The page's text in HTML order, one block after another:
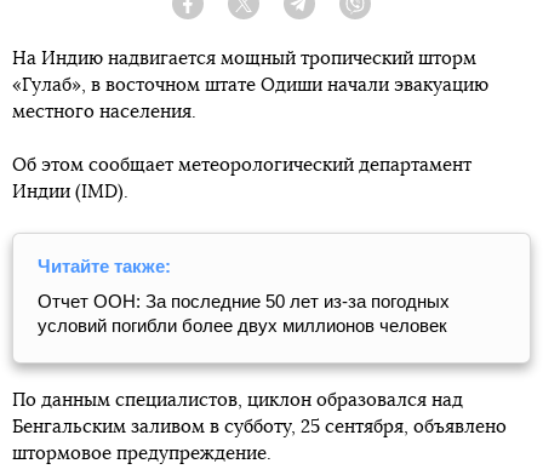
Facebook Twitter Telegram
На Индию надвигается мощный тропический шторм
«Гулаб», в восточном штате Одиши начали эвакуацию
местного населения.
Об этом сообщает метеорологический департамент
Индии (IMD).
Читайте также:
Отчет ООН: За последние 50 лет из-за погодных
условий погибли более двух миллионов человек
По данным специалистов, циклон образовался над
Бенгальским заливом в субботу, 25 сентября, объявлено
штормовое предупреждение.